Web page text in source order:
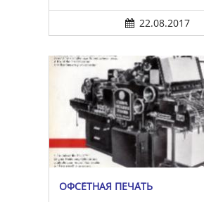
22.08.2017
ОФСЕ́ТНАЯ ПЕЧА́ТЬ